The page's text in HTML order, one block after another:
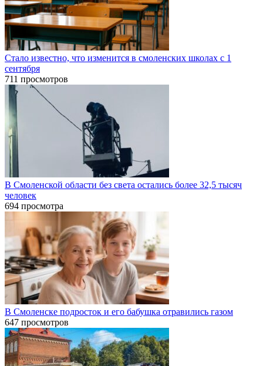
Стало известно, что изменится в смоленских школах с 1
сентября
711 просмотров
В Смоленской области без света остались более 32,5 тысяч
человек
694 просмотра
В Смоленске подросток и его бабушка отравились газом
647 просмотров